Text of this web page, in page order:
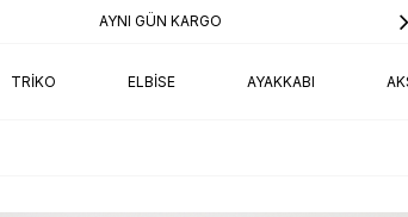
AYNI GÜN KARGO
TRIKO ELBISE AYAKKABI